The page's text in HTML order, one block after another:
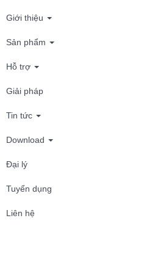
Giới thiệu
Sản phẩm
Hỗ trợ
Giải pháp
Tin tức
Download
Đại lý
Tuyển dụng
Liên hệ